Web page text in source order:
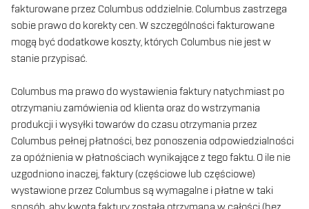
fakturowane przez Columbus oddzielnie. Columbus zastrzega
sobie prawo do korekty cen. W szczególności fakturowane
mogą być dodatkowe koszty, których Columbus nie jest w
stanie przypisać.
Columbus ma prawo do wystawienia faktury natychmiast po
otrzymaniu zamówienia od klienta oraz do wstrzymania
produkcji i wysyłki towarów do czasu otrzymania przez
Columbus pełnej płatności, bez ponoszenia odpowiedzialności
za opóźnienia w płatnościach wynikające z tego faktu. O ile nie
uzgodniono inaczej, faktury (częściowe lub częściowe)
wystawione przez Columbus są wymagalne i płatne w taki